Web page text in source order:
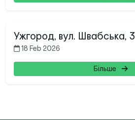
Ужгород, вул. Швабська, 3
18 Feb 2026
Більше